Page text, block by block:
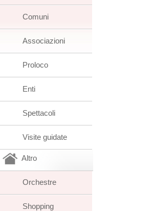
Comuni
Associazioni
Proloco
Enti
Spettacoli
Visite guidate
Altro
Orchestre
Shopping